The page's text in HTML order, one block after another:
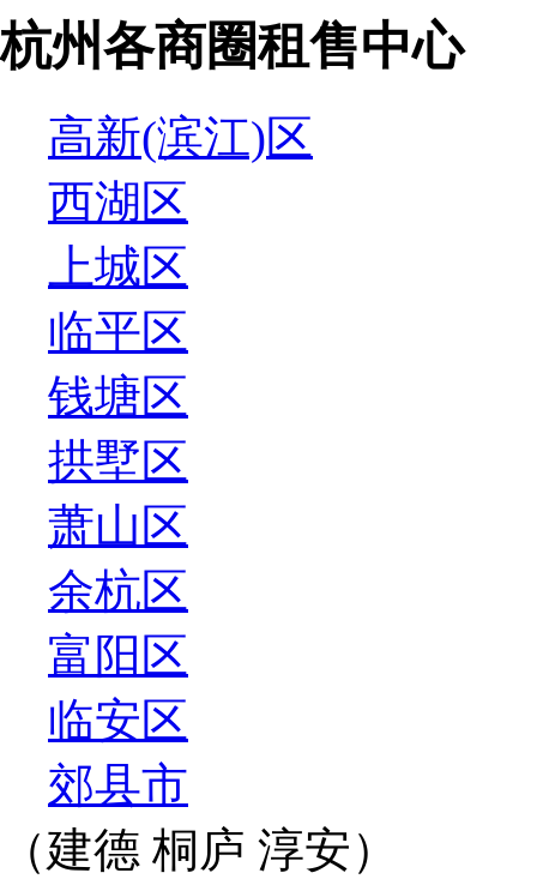
杭州各商圈租售中心
高新(滨江)区
西湖区
上城区
临平区
钱塘区
拱墅区
萧山区
余杭区
富阳区
临安区
郊县市
（建德 桐庐 淳安）